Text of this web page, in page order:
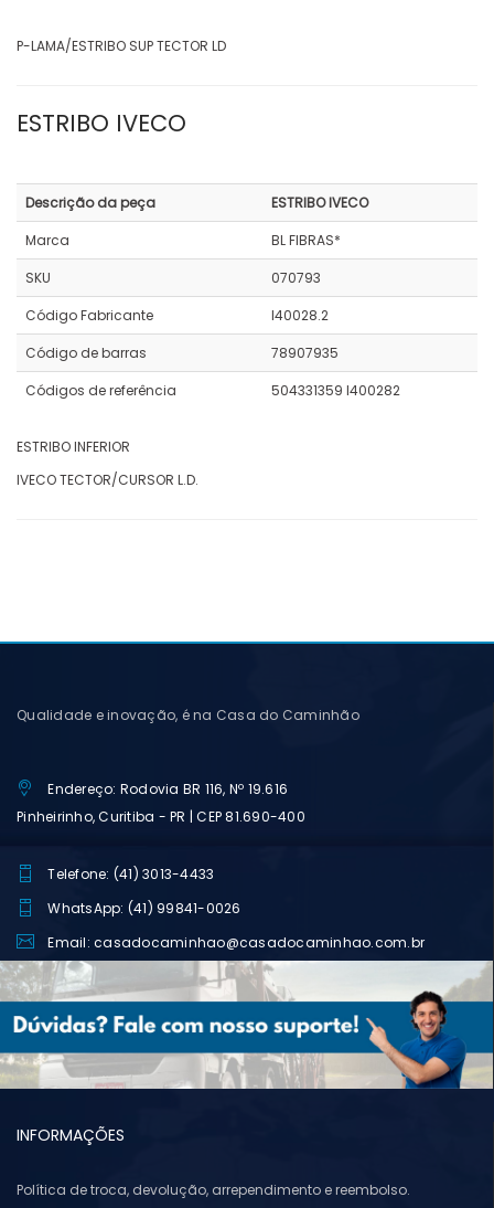
P-LAMA/ESTRIBO SUP TECTOR LD
ESTRIBO IVECO
Descrição da peça
ESTRIBO IVECO
Marca
BL FIBRAS*
SKU
070793
Código Fabricante
I40028.2
Código de barras
78907935
Códigos de referência
504331359 I400282
ESTRIBO INFERIOR
IVECO TECTOR/CURSOR L.D.
Qualidade e inovação, é na Casa do Caminhão
Endereço: Rodovia BR 116, Nº 19.616
Pinheirinho, Curitiba - PR | CEP 81.690-400
Telefone: (41) 3013-4433
WhatsApp: (41) 99841-0026
Email: casadocaminhao@casadocaminhao.com.br
INFORMAÇÕES
Política de troca, devolução, arrependimento e reembolso.